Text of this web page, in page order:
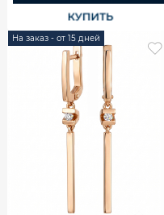
На заказ - от 15 дней